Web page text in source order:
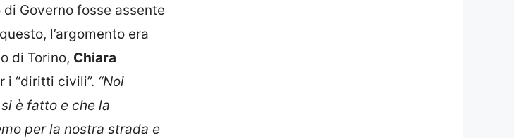
Governo fosse assente
l’argomento era
di Torino, Chiara
i “diritti civili”. “Noi
è fatto e che la
per la nostra strada e